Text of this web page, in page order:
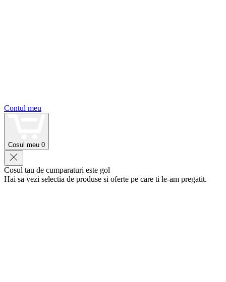
Contul meu
Cosul meu 0
Cosul tau de cumparaturi este gol
Hai sa vezi selectia de produse si oferte pe care ti le-am pregatit.